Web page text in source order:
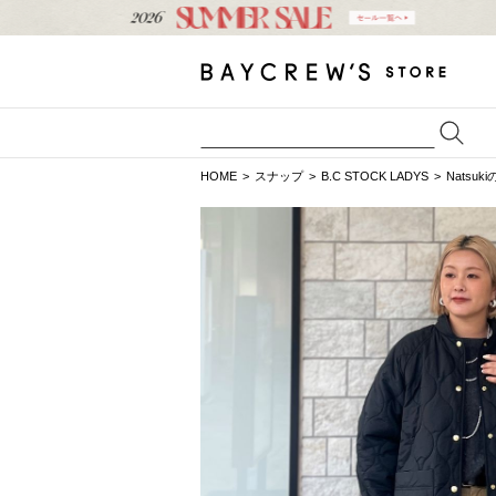
HOME スナップ B.C STOCK LADYS Natsuki